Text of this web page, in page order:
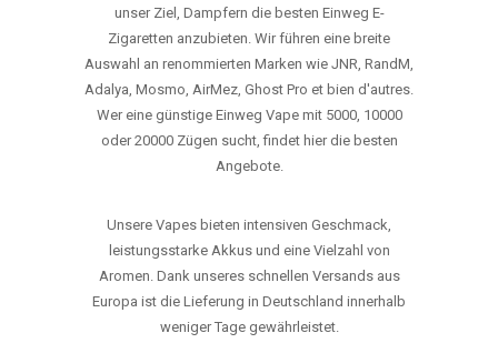
unser Ziel, Dampfern die besten Einweg E-
Zigaretten anzubieten. Wir führen eine breite
Auswahl an renommierten Marken wie JNR, RandM,
Adalya, Mosmo, AirMez, Ghost Pro et bien d'autres.
Wer eine günstige Einweg Vape mit 5000, 10000
oder 20000 Zügen sucht, findet hier die besten
Angebote.
Unsere Vapes bieten intensiven Geschmack,
leistungsstarke Akkus und eine Vielzahl von
Aromen. Dank unseres schnellen Versands aus
Europa ist die Lieferung in Deutschland innerhalb
weniger Tage gewährleistet.